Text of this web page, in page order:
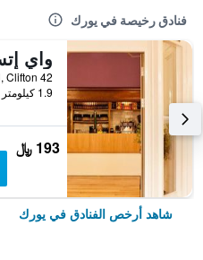
فنادق رخيصة في يورك
1.9 كيلومتر عن وسط المدينة
193 ﷼
شاهد أرخص الفنادق في يورك